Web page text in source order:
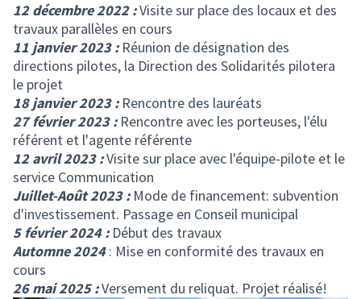
12 décembre 2022 :Visite sur place des locaux et des
travaux parallèles en cours
11 janvier 2023 : Réunion de désignation des
directions pilotes, la Direction des Solidarités pilotera
le projet
18 janvier 2023 :Rencontre des lauréats
27 février 2023 :Rencontre avec les porteuses, l'élu
référent et l'agente référente
12 avril 2023 :Visite sur place avec l'équipe-pilote et le
service Communication
Juillet-Août 2023 :Mode de financement: subvention
d'investissement. Passage en Conseil municipal
5 février 2024 :Début des travaux
Automne 2024: Mise en conformité des travaux en
cours
26 mai 2025 :Versement du reliquat. Projet réalisé!